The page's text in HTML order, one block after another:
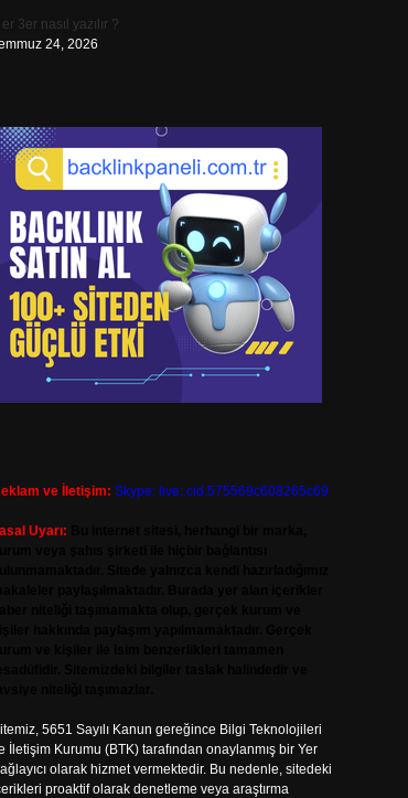
er 3er nasıl yazılır ?
24, 2026
ve İletişim: Skype: live:.cid.575569c608265c69
Uyarı:
5651 Sayılı Kanun gereğince Bilgi Teknolojileri
İletişim Kurumu (BTK) tarafından onaylanmış bir Yer
olarak hizmet vermektedir. Bu nedenle, sitedeki
proaktif olarak denetleme veya araştırma